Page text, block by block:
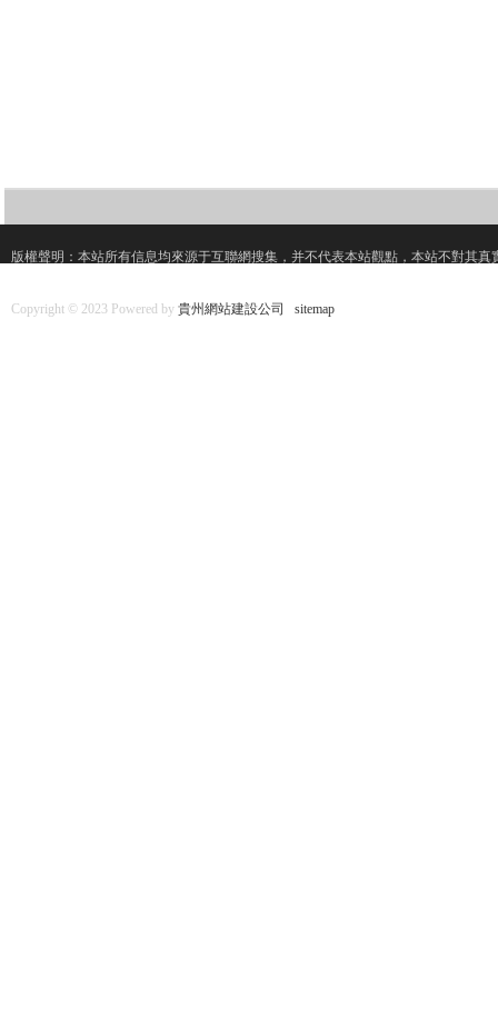
版權聲明：本站所有信息均來源于互聯網搜集，并不代表本站觀點，本站不對其
Copyright © 2023 Powered by 貴州網站建設公司 sitemap